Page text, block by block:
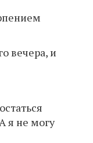
вечера, и
я не могу